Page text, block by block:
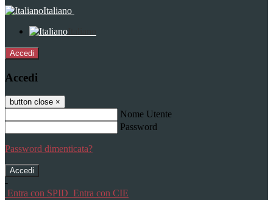
Italiano
Accedi
Accedi
button close ×
Nome Utente
Password
Password dimenticata?
-
Entra con SPID Entra con CIE